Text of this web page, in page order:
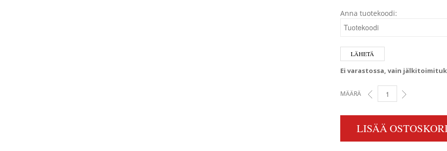
Anna tuotekoodi:
Ei varastossa, vain
MÄÄRÄ MESSINKINEN
LISÄÄ